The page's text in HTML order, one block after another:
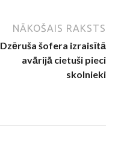
NĀKOŠAIS RAKSTS
Dzēruša šofera izraisītā
avārijā cietuši pieci
skolnieki